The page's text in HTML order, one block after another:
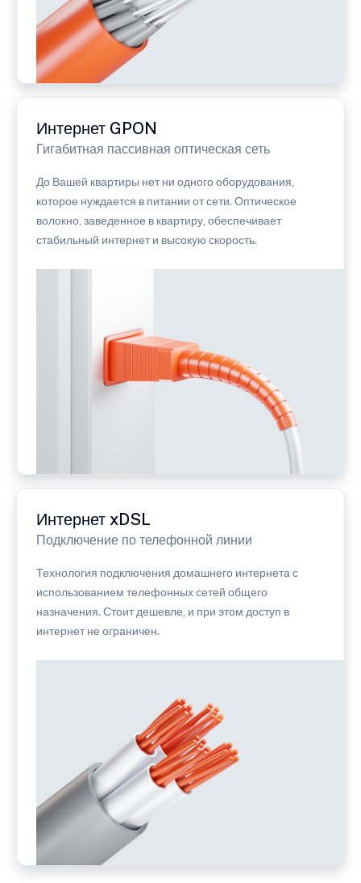
Интернет GPON
Гигабитная пассивная оптическая сеть
До Вашей квартиры нет ни одного оборудования,
которое нуждается в питании от сети. Оптическое
волокно, заведенное в квартиру, обеспечивает
стабильный интернет и высокую скорость.
Интернет xDSL
Подключение по телефонной линии
Технология подключения домашнего интернета с
использованием телефонных сетей общего
назначения. Стоит дешевле, и при этом доступ в
интернет не ограничен.